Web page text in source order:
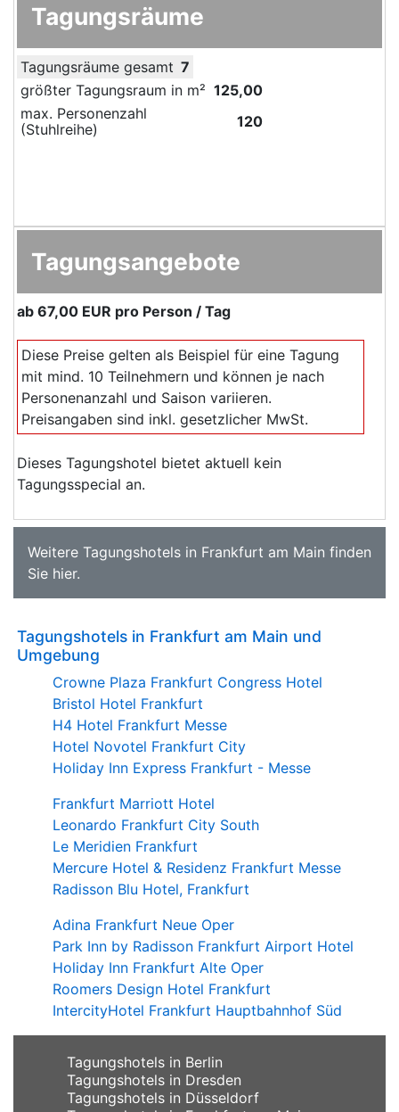
Tagungsräume
Tagungsräume gesamt 7
größter Tagungsraum in m² 125,00
max. Personenzahl
(Stuhlreihe)
120
Tagungsangebote
ab 67,00 EUR pro Person / Tag
Diese Preise gelten als Beispiel für eine Tagung
mit mind. 10 Teilnehmern und können je nach
Personenanzahl und Saison variieren.
Preisangaben sind inkl. gesetzlicher MwSt.
Dieses Tagungshotel bietet aktuell kein
Tagungsspecial an.
Weitere Tagungshotels in Frankfurt am Main finden
Sie hier.
Tagungshotels in Frankfurt am Main und
Umgebung
Crowne Plaza Frankfurt Congress Hotel
Bristol Hotel Frankfurt
H4 Hotel Frankfurt Messe
Hotel Novotel Frankfurt City
Holiday Inn Express Frankfurt - Messe
Frankfurt Marriott Hotel
Leonardo Frankfurt City South
Le Meridien Frankfurt
Mercure Hotel & Residenz Frankfurt Messe
Radisson Blu Hotel, Frankfurt
Adina Frankfurt Neue Oper
Park Inn by Radisson Frankfurt Airport Hotel
Holiday Inn Frankfurt Alte Oper
Roomers Design Hotel Frankfurt
IntercityHotel Frankfurt Hauptbahnhof Süd
Tagungshotels in Berlin
Tagungshotels in Dresden
Tagungshotels in Düsseldorf